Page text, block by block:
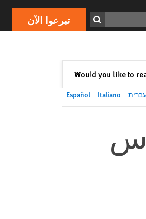
تبرعوا الآن
Would you like to
✕إغلاق
Print تبرعوا الآن
עברית Italiano
Español